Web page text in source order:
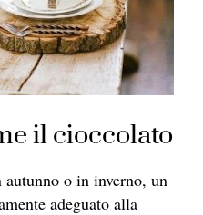
il cioccolato
o in inverno, un
adeguato alla